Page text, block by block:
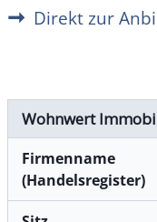
Direkt zur
Wohnwert
Firmenname
(Handelsregister)